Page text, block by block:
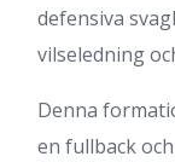
defensiva
vilseledning
Denna
en fullback